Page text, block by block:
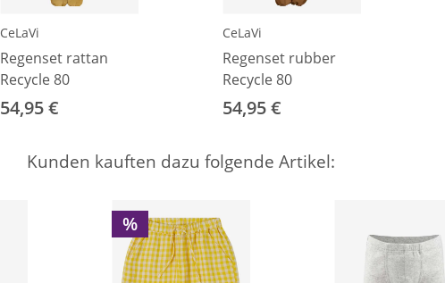
CeLaVi
Regenset rattan
Recycle 80
54,95 €
CeLaVi
Regenset rubber
Recycle 80
54,95 €
Kunden kauften dazu folgende Artikel:
%